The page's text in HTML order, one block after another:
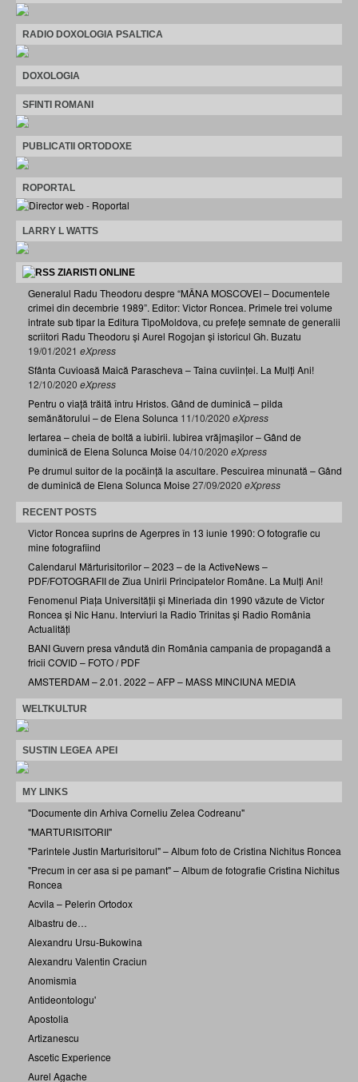
RADIO DOXOLOGIA PSALTICA
DOXOLOGIA
SFINTI ROMANI
PUBLICATII ORTODOXE
ROPORTAL
LARRY L WATTS
ZIARISTI ONLINE
Generalul Radu Theodoru despre “MÂNA MOSCOVEI – Documentele
crimei din decembrie 1989”. Editor: Victor Roncea. Primele trei volume
intrate sub tipar la Editura TipoMoldova, cu prefețe semnate de generalii
scriitori Radu Theodoru și Aurel Rogojan și istoricul Gh. Buzatu
19/01/2021 eXpress
Sfânta Cuvioasă Maică Parascheva – Taina cuviinței. La Mulți Ani!
12/10/2020 eXpress
Pentru o viață trăită întru Hristos. Gând de duminică – pilda
semănătorului – de Elena Solunca 11/10/2020 eXpress
Iertarea – cheia de boltă a iubirii. Iubirea vrăjmașilor – Gând de
duminică de Elena Solunca Moise 04/10/2020 eXpress
Pe drumul suitor de la pocăință la ascultare. Pescuirea minunată – Gând
de duminică de Elena Solunca Moise 27/09/2020 eXpress
RECENT POSTS
Victor Roncea suprins de Agerpres în 13 iunie 1990: O fotografie cu
mine fotografiind
Calendarul Mărturisitorilor – 2023 – de la ActiveNews –
PDF/FOTOGRAFII de Ziua Unirii Principatelor Române. La Mulți Ani!
Fenomenul Piața Universității și Mineriada din 1990 văzute de Victor
Roncea și Nic Hanu. Interviuri la Radio Trinitas și Radio România
Actualități
BANI Guvern presa vândută din România campania de propagandă a
fricii COVID – FOTO / PDF
AMSTERDAM – 2.01. 2022 – AFP – MASS MINCIUNA MEDIA
WELTKULTUR
SUSTIN LEGEA APEI
MY LINKS
"Documente din Arhiva Corneliu Zelea Codreanu"
"MARTURISITORII"
"Parintele Justin Marturisitorul" – Album foto de Cristina Nichitus Roncea
"Precum in cer asa si pe pamant" – Album de fotografie Cristina Nichitus
Roncea
Acvila – Pelerin Ortodox
Albastru de…
Alexandru Ursu-Bukowina
Alexandru Valentin Craciun
Anomismia
Antideontologu'
Apostolia
Artizanescu
Ascetic Experience
Aurel Agache